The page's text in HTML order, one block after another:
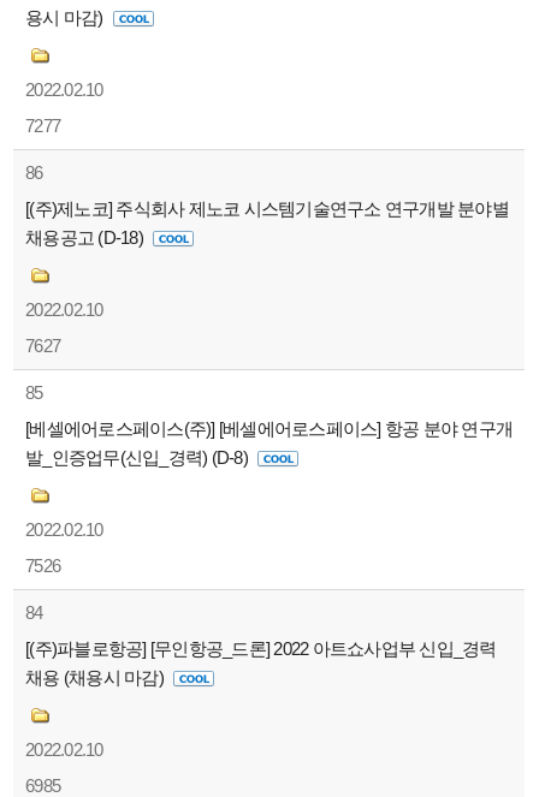
용시 마감)
2022.02.10
7277
86
[(주)제노코] 주식회사 제노코 시스템기술연구소 연구개발 분야별
채용공고 (D-18)
2022.02.10
7627
85
[베셀에어로스페이스(주)] [베셀에어로스페이스] 항공 분야 연구개
발_인증업무(신입_경력) (D-8)
2022.02.10
7526
84
[(주)파블로항공] [무인항공_드론] 2022 아트쇼사업부 신입_경력
채용 (채용시 마감)
2022.02.10
6985